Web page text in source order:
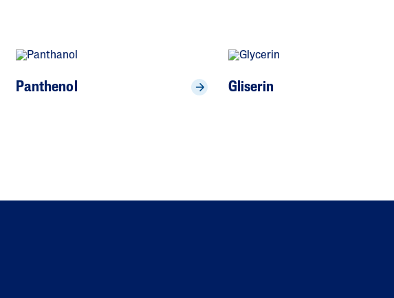
Panthenol Gliserin